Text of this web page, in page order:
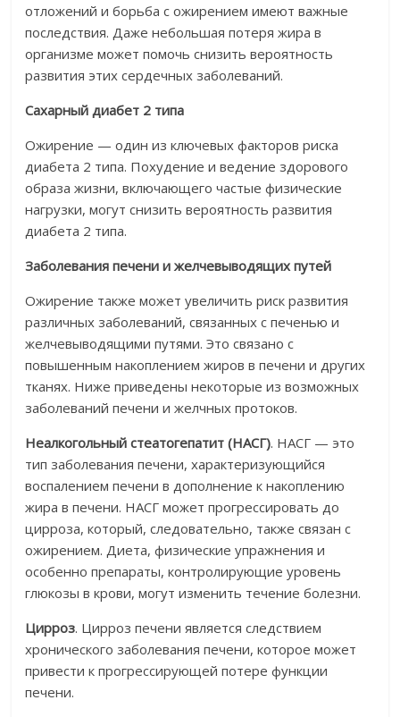
отложений и борьба с ожирением имеют важные
последствия. Даже небольшая потеря жира в
организме может помочь снизить вероятность
развития этих сердечных заболеваний.
Сахарный диабет 2 типа
Ожирение — один из ключевых факторов риска
диабета 2 типа. Похудение и ведение здорового
образа жизни, включающего частые физические
нагрузки, могут снизить вероятность развития
диабета 2 типа.
Заболевания печени и желчевыводящих путей
Ожирение также может увеличить риск развития
различных заболеваний, связанных с печенью и
желчевыводящими путями. Это связано с
повышенным накоплением жиров в печени и других
тканях. Ниже приведены некоторые из возможных
заболеваний печени и желчных протоков.
Неалкогольный стеатогепатит (НАСГ). НАСГ — это
тип заболевания печени, характеризующийся
воспалением печени в дополнение к накоплению
жира в печени. НАСГ может прогрессировать до
цирроза, который, следовательно, также связан с
ожирением. Диета, физические упражнения и
особенно препараты, контролирующие уровень
глюкозы в крови, могут изменить течение болезни.
Цирроз. Цирроз печени является следствием
хронического заболевания печени, которое может
привести к прогрессирующей потере функции
печени.